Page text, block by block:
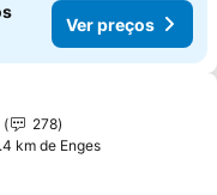
Ver preços
aos favoritos
278
km de Enges